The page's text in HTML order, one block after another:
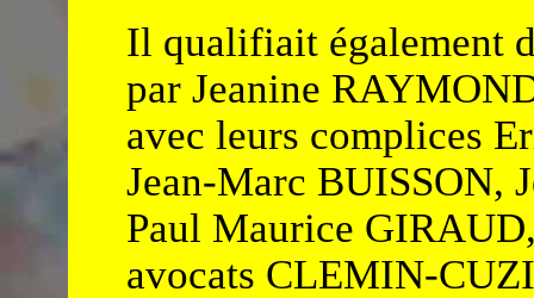
Il qualifiait également
par Jeanine
avec leurs complices
Jean-Marc BUISSON,
Paul Maurice
avocats CLEMIN-